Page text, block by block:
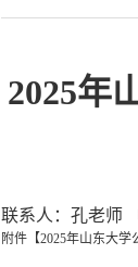
2025年
联系人：孔老师
附件【2025年山东大学